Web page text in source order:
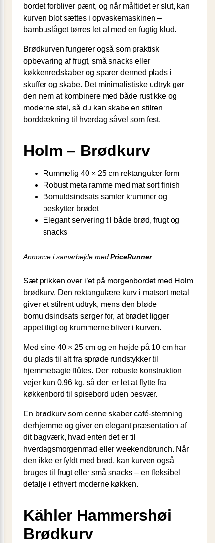
bordet forbliver pænt, og når måltidet er slut, kan
kurven blot sættes i opvaskemaskinen –
bambuslåget tørres let af med en fugtig klud.
Brødkurven fungerer også som praktisk
opbevaring af frugt, små snacks eller
køkkenredskaber og sparer dermed plads i
skuffer og skabe. Det minimalistiske udtryk gør
den nem at kombinere med både rustikke og
moderne stel, så du kan skabe en stilren
borddækning til hverdag såvel som fest.
Holm – Brødkurv
Rummelig 40 × 25 cm rektangulær form
Robust metalramme med mat sort finish
Bomuldsindsats samler krummer og
beskytter brødet
Elegant servering til både brød, frugt og
snacks
Annonce i samarbejde med PriceRunner
Sæt prikken over i’et på morgenbordet med Holm
brødkurv. Den rektangulære kurv i matsort metal
giver et stilrent udtryk, mens den bløde
bomuldsindsats sørger for, at brødet ligger
appetitligt og krummerne bliver i kurven.
Med sine 40 × 25 cm og en højde på 10 cm har
du plads til alt fra sprøde rundstykker til
hjemmebagte flûtes. Den robuste konstruktion
vejer kun 0,96 kg, så den er let at flytte fra
køkkenbord til spisebord uden besvær.
En brødkurv som denne skaber café-stemning
derhjemme og giver en elegant præsentation af
dit bagværk, hvad enten det er til
hverdagsmorgenmad eller weekendbrunch. Når
den ikke er fyldt med brød, kan kurven også
bruges til frugt eller små snacks – en fleksibel
detalje i ethvert moderne køkken.
Kähler Hammershøi
Brødkurv